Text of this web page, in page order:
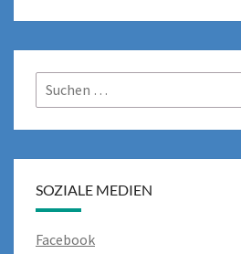
Suchen
nach:
SOZIALE MEDIEN
Facebook